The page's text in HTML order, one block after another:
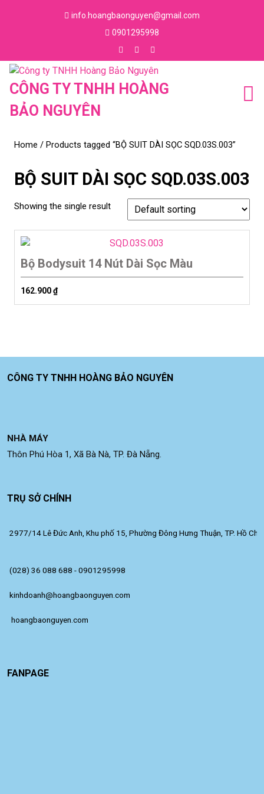
info.hoangbaonguyen@gmail.com
0901295998
Number
Facebook
Instagram
Youtube
CÔNG TY TNHH HOÀNG
BẢO NGUYÊN
Home / Products tagged “BỘ SUIT DÀI SỌC SQD.03S.003”
BỘ SUIT DÀI SỌC SQD.03S.003
Showing the single result
Bộ Bodysuit 14 Nút Dài Sọc Màu
162.900₫
CÔNG TY TNHH HOÀNG BẢO NGUYÊN
NHÀ MÁY
Thôn Phú Hòa 1, Xã Bà Nà, TP. Đà Nẵng.
TRỤ SỞ CHÍNH
2977/14 Lê Đức Anh, Khu phố 15, Phường Đông Hưng Thuận, TP. Hồ Chí
(028) 36 088 688 - 0901295998
kinhdoanh@hoangbaonguyen.com
hoangbaonguyen.com
FANPAGE